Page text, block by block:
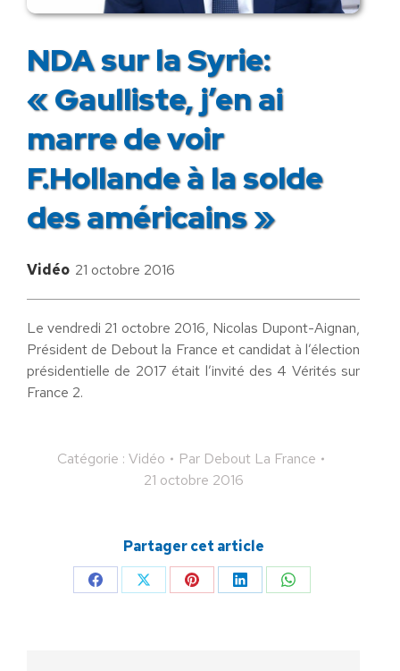
NDA sur la Syrie:
« Gaulliste, j’en ai
marre de voir
F.Hollande à la solde
des américains »
Vidéo 21 octobre 2016
Le vendredi 21 octobre 2016, Nicolas Dupont-Aignan,
Président de Debout la France et candidat à l’élection
présidentielle de 2017 était l’invité des 4 Vérités sur
France 2.
Catégorie : Vidéo Par Debout La France
21 octobre 2016
Partager cet article
PartagerPartagerPartagerPartagerPartager